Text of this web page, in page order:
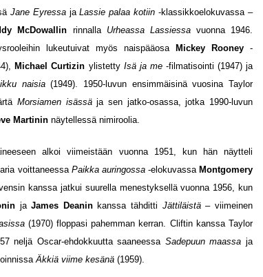
Jane Eyressa jaLassie palaa kotiin-klassikkoelokuvassa –
McDowallin rinnalla Urheassa Lassiessa vuonna 1946.
lukeutuivat myös naispääosa Mickey Rooney -
Michael Curtizin ylistetty Isä ja me -filmatisointi (1947) ja
naisia(1949). 1950-luvun ensimmäisinä vuosina Taylor
Morsiamen isässäja sen jatko-osassa, jotka 1990-luvun
Martinin näytellessä nimiroolia.
alkoi viimeistään vuonna 1951, kun hän näytteli
voittaneessa Paikka auringossa -elokuvassa Montgomery
kanssa jatkui suurella menestyksellä vuonna 1956, kun
jaJames Deaninkanssa tähditti Jättiläistä– viimeinen
(1970) floppasi pahemman kerran. Cliftin kanssa Taylor
neljä Oscar-ehdokkuutta saaneessa Sadepuun maassaja
Äkkiä viime kesänä (1959).